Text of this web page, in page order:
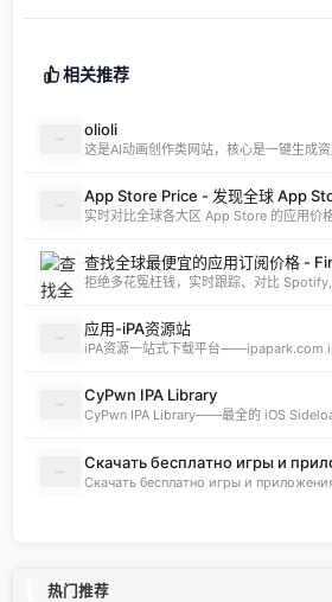
相关推荐
olioli
这是AI动画创作类网站，核心是一键生成
App Store Price - 发现全球 App
查找全球最便宜的应用订阅价格 -
应用-iPA资源站
CyPwn IPA Library
Скачать бесплатно игры и
热门推荐